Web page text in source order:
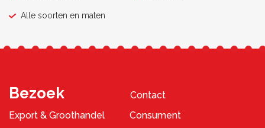
Alle soorten en maten
Bezoek
Contact
Export & Groothandel
Consument